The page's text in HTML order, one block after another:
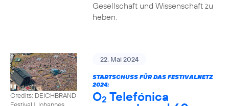
Gesellschaft und Wissenschaft zu
heben.
Credits: DEICHBRAND
Festival | Johannes
22. Mai 2024
STARTSCHUSS FÜR DAS FESTIVALNETZ
2024:
O2 Telefónica